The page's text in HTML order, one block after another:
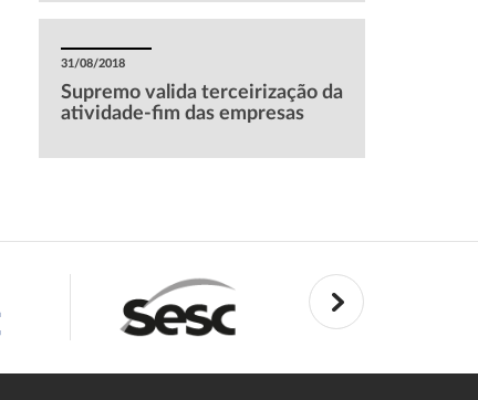
31/08/2018
Supremo valida terceirização da
atividade-fim das empresas